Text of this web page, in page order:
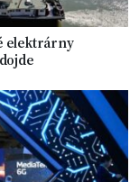
elektrárny